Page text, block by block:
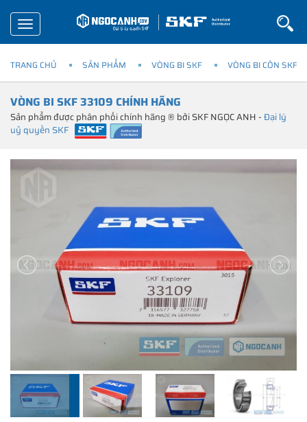
Toggle
navigation
TRANG CHỦ SẢN PHẨM VÒNG BI SKF VÒNG BI CÔN SKF
VÒNG BI SKF 33109 CHÍNH HÃNG
Sản phẩm được phân phối chính hãng ® bởi SKF NGỌC ANH -Đại lý
uỷ quyền SKF